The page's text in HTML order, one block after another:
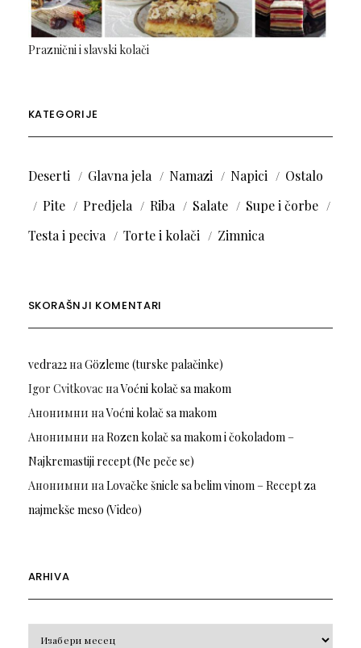
Praznični i slavski kolači
KATEGORIJE
Deserti Glavna jela Namazi Napici
Ostalo
Pite
Predjela Riba Salate
Supe i čorbe
Testa i peciva
Torte i kolači Zimnica
SKORAŠNJI KOMENTARI
vedra22на Gözleme (turske palačinke)
Igor Cvitkovac наVoćni kolač sa makom
Анонимни наVoćni kolač sa makom
Анонимни на Rozen kolač sa makom i čokoladom –
Najkremastiji recept (Ne peče se)
Анонимни на Lovačke šnicle sa belim vinom – Recept za
najmekše meso (Video)
ARHIVA